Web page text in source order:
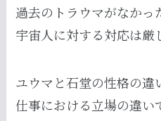
過去のトラウマがなかっ
宇宙人に対する対応は厳
ユウマと石堂の性格の違
仕事における立場の違い